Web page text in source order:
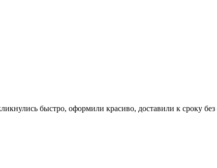
быстро, оформили красиво, доставили к сроку